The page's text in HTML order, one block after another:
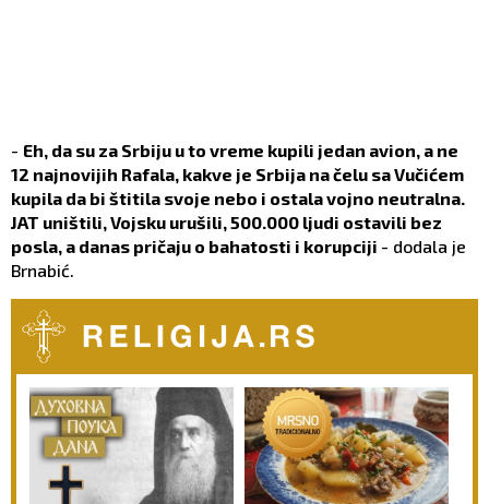
- Eh, da su za Srbiju u to vreme kupili jedan avion, a ne
12 najnovijih Rafala, kakve je Srbija na čelu sa Vučićem
kupila da bi štitila svoje nebo i ostala vojno neutralna.
JAT uništili, Vojsku urušili, 500.000 ljudi ostavili bez
posla, a danas pričaju o bahatosti i korupciji - dodala je
Brnabić.